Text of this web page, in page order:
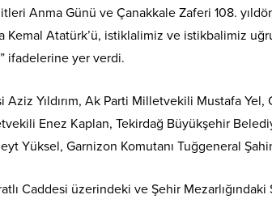
Anma Günü ve Çanakkale Zaferi 108.
Kemal Atatürk’ü, istiklalimiz ve istikbalimiz
ifadelerine yer verdi.
Aziz Yıldırım, Ak Parti Milletvekili Mustafa
Enez Kaplan, Tekirdağ Büyükşehir
Yüksel, Garnizon Komutanı Tuğgeneral
Caddesi üzerindeki ve Şehir